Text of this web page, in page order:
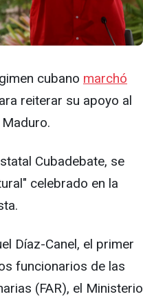
cubano marchó
reiterar su apoyo al
Cubadebate, se
celebrado en la
Díaz-Canel, el primer
funcionarios de las
(FAR), el Ministerio